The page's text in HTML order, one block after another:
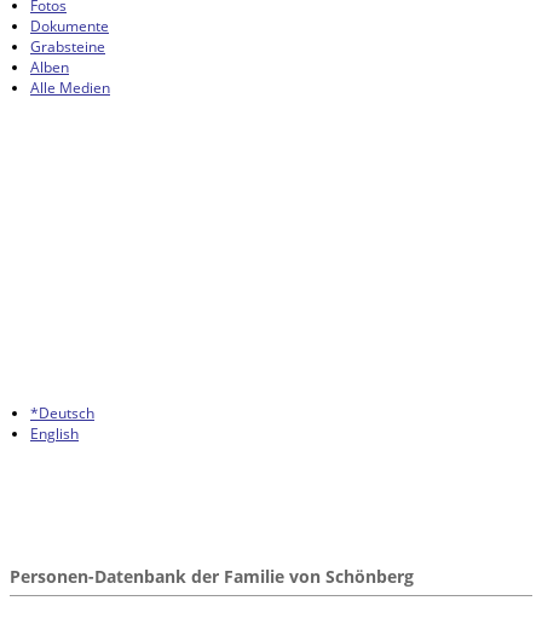
Fotos
Dokumente
Grabsteine
Alben
Alle Medien
*Deutsch
English
Personen-Datenbank der Familie von Schönberg